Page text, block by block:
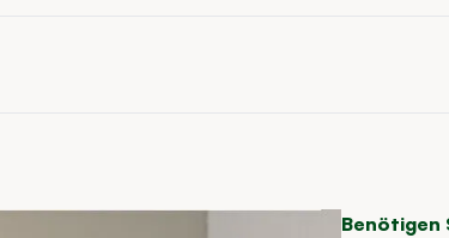
Benötigen